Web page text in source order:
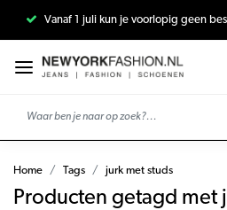
Vanaf 1 juli kun je voorlopig geen
Home Tags jurk met studs
Producten getagd met